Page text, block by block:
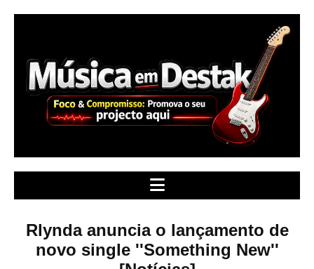
t
o
c
o
n
t
Rlynda anuncia o lançamento de
novo single ''Something New''